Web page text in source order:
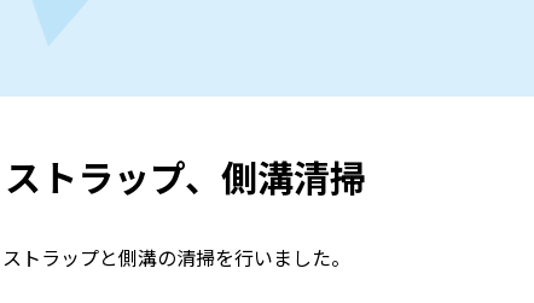
トラップ、側溝清掃
トラップと側溝の清掃を行いました。